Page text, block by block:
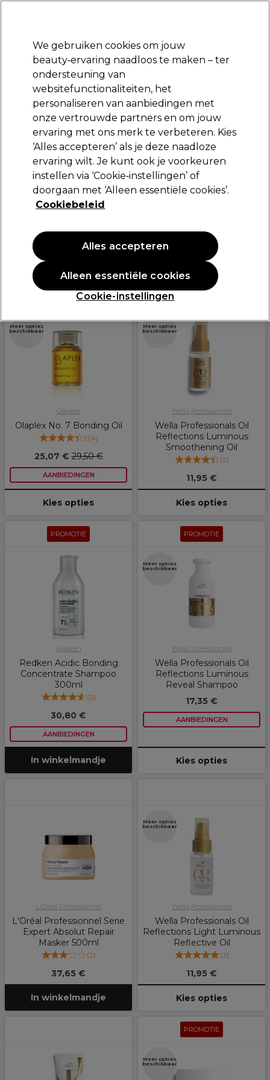
Aanmelden
Merken Deals Haar Elektra
Volgende dag geleverd*
Na verzending, maandag t/m vrijdag
Haar Haartypen en -condities Dik haar
Dik haar
Voed en tem dik haar met producten die verzachten, glad
maken en stylen makkelijker maken.
Filters
PROMOTIE
Meer opties
beschikbaar
Olaplex
Olaplex No. 7 Bonding Oil
(24)
25,07 €29,50 €
AANBIEDINGEN
Kies opties
Meer opties
beschikbaar
Wella Professionals
Wella Professionals Oil
Reflections Luminous
Smoothening Oil
(2)
11,95 €
Kies opties
PROMOTIE
Redken
Redken Acidic Bonding
Concentrate Shampoo
300ml
(3)
30,80 €
AANBIEDINGEN
In winkelmandje
PROMOTIE
Meer opties
beschikbaar
Wella Professionals
Wella Professionals Oil
Reflections Luminous
Reveal Shampoo
17,35 €
AANBIEDINGEN
Kies opties
L'Oréal Professionnel
L'Oréal Professionnel Serie
Expert Absolut Repair
Masker 500ml
(2)
37,65 €
In winkelmandje
Meer opties
beschikbaar
Wella Professionals
Wella Professionals Oil
Reflections Light Luminous
Reflective Oil
(2)
11,95 €
Kies opties
PROMOTIE
Meer opties
beschikbaar
We gebruiken cookies om jouw
beauty‑ervaring naadloos te maken – ter
ondersteuning van
websitefunctionaliteiten, het
personaliseren van aanbiedingen met
onze vertrouwde partners en om jouw
ervaring met ons merk te verbeteren. Kies
‘Alles accepteren’ als je deze naadloze
ervaring wilt. Je kunt ook je voorkeuren
instellen via ‘Cookie‑instellingen’ of
doorgaan met ‘Alleen essentiële cookies’.
Cookiebeleid
Cookie-instellingen
Alleen essentiële cookies
Alles accepteren